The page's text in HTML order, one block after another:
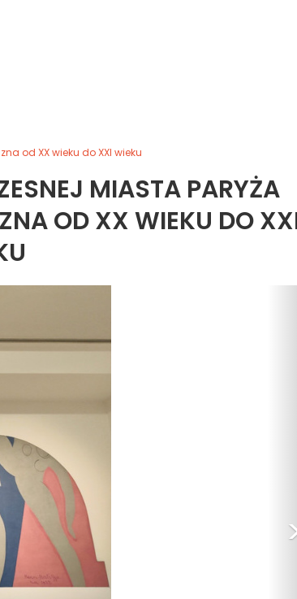
od XX wieku do XXI wieku
MIASTA PARYŻA
OD XX WIEKU DO